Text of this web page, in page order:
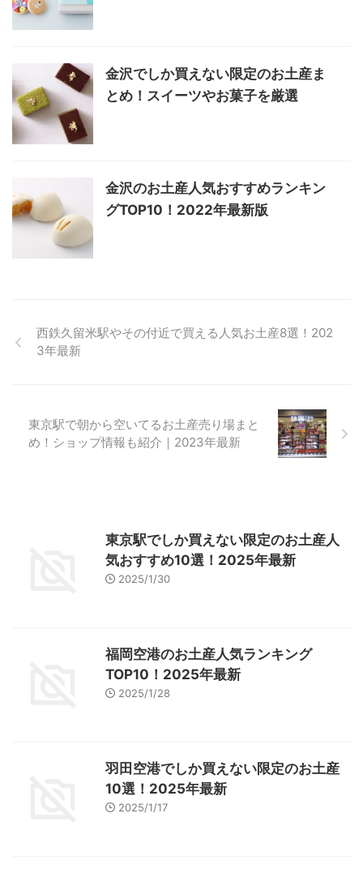
金沢でしか買えない限定のお土産ま
とめ！スイーツやお菓子を厳選
金沢のお土産人気おすすめランキン
グTOP10！2022年最新版
西鉄久留米駅やその付近で買える人気お土産8選！202
3年最新
東京駅で朝から空いてるお土産売り場まと
め！ショップ情報も紹介｜2023年最新
東京駅でしか買えない限定のお土産人
気おすすめ10選！2025年最新
2025/1/30
福岡空港のお土産人気ランキング
TOP10！2025年最新
2025/1/28
羽田空港でしか買えない限定のお土産
10選！2025年最新
2025/1/17